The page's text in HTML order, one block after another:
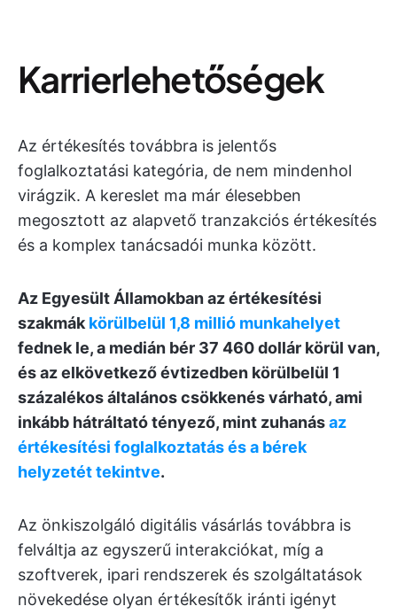
Karrierlehetőségek
Az értékesítés továbbra is jelentős
foglalkoztatási kategória, de nem mindenhol
virágzik. A kereslet ma már élesebben
megosztott az alapvető tranzakciós értékesítés
és a komplex tanácsadói munka között.
Az Egyesült Államokban az értékesítési
szakmák körülbelül 1,8 millió munkahelyet
fednek le, a medián bér 37 460 dollár körül van,
és az elkövetkező évtizedben körülbelül 1
százalékos általános csökkenés várható, ami
inkább hátráltató tényező, mint zuhanásaz
értékesítési foglalkoztatás és a bérek
helyzetét tekintve.
Az önkiszolgáló digitális vásárlás továbbra is
felváltja az egyszerű interakciókat, míg a
szoftverek, ipari rendszerek és szolgáltatások
növekedése olyan értékesítők iránti igényt